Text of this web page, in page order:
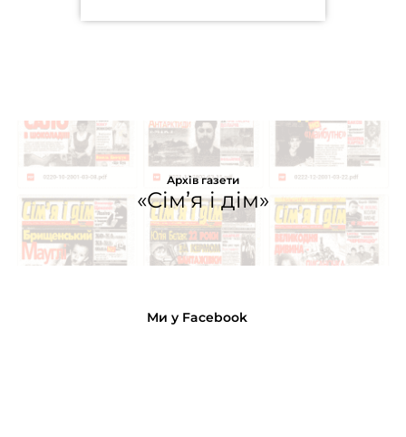
Архів газети
«Сім’я і дім»
Ми у Facebook